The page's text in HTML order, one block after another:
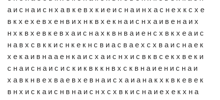
а и с н а и с н х а в к е в х к и е и с н а и н х а с н е х к с х е
в к х е х е в х е н в и х н к в х е к н а и с н х а и в е н а и х
н х к в х е в к е в х а и с н а х к в н в а и е н с х в к х е а и с
н а в х с в к к и с н к е к н с в и а с в а е х с х в а и с н а е к
х е к а и в н а а е н к а и с х а и с н х и с в к в с е к х в е к и
с н а и с н а и с и с к и к в к к н в х с к в н а и е н и с н а и
х а в к н в е х в а е в х е в н а и с х а и а н а к х к в к е в е к
в н х и с к а и с н в н а и с н х с х в к и с н а и е х е к х н а